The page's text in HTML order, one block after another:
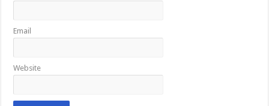
Email
Website